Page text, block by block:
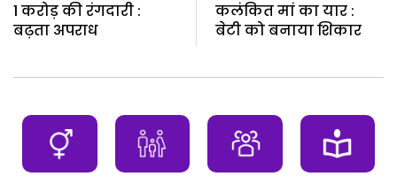
1 करोड़ की रंगदारी :
बढ़ता अपराध
कलंकित मां का यार :
बेटी को बनाया शिकार